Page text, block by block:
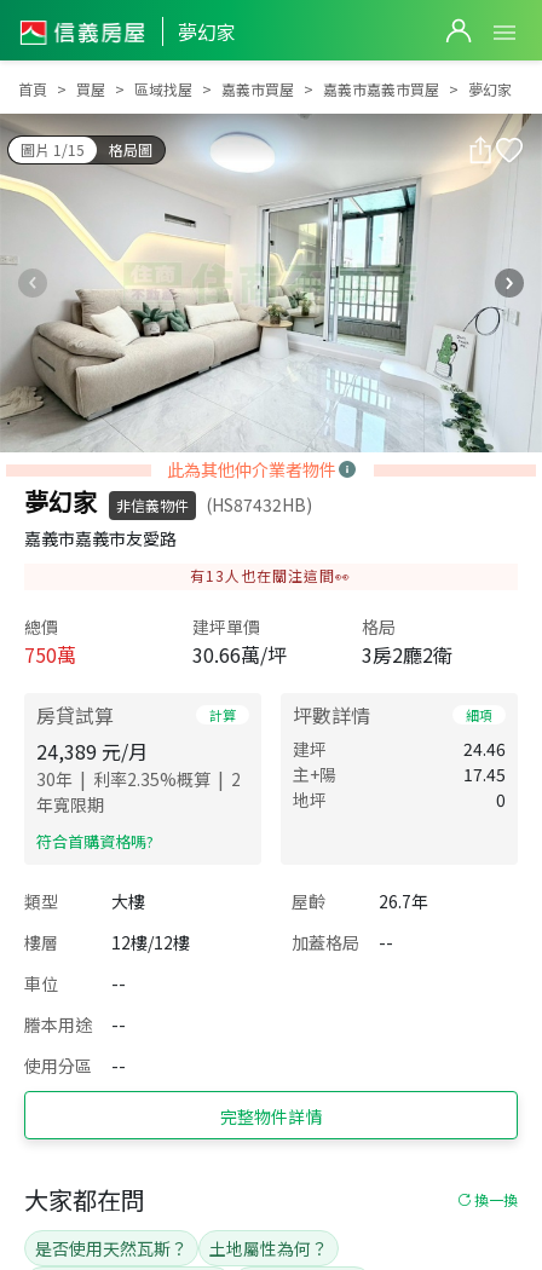
夢幻家
首頁 買屋 區域找屋 嘉義市買屋 嘉義市嘉義市買屋 夢幻家
圖片 1/15 格局圖
此為其他仲介業者物件
夢幻家 非信義物件
(HS87432HB)
嘉義市嘉義市友愛路
有13 人也在關注這間👀
總價
750萬
建坪單價
30.66萬/坪
格局
3房2廳2衛
房貸試算 計算
24,389 元/月
30年 | 利率2.35%概算 | 2
年寬限期
​符合首購資格嗎?
坪數詳情 細項
建坪
24.46
主+陽
17.45
地坪
0
類型 大樓 屋齡
26.7年
樓層
12樓/12樓 加蓋格局
--
車位
--
謄本用途
--
使用分區
--
完整物件詳情
大家都在問 換一換
是否使用天然瓦斯？
土地屬性為何？